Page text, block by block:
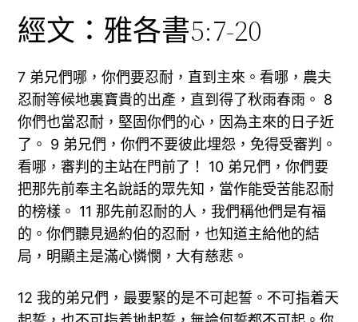
經文：雅各書5:7-20
7 弟兄們哪，你們要忍耐，直到主來。看哪，農夫
忍耐等候地裏寶貴的出產，直到得了秋雨春雨。 8
你們也當忍耐，堅固你們的心，因為主來的日子近
了。 9 弟兄們，你們不要彼此埋怨，免得受審判。
看哪，審判的主站在門前了！ 10 弟兄們，你們要
把那先前奉主名說話的眾先知，當作能受苦能忍耐
的榜樣。 11 那先前忍耐的人，我們稱他們是有福
的。你們聽見過約伯的忍耐，也知道主給他的結
局，明顯主是滿心憐憫，大有慈悲。
12 我的弟兄們，最要緊的是不可起誓。不可指着天